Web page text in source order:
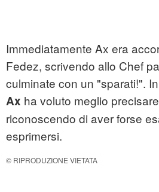
Immediatamente Ax era
Fedez, scrivendo allo Chef
culminate con un "sparati!".
Ax ha voluto meglio
riconoscendo di aver forse
esprimersi.
© RIPRODUZIONE VIETATA